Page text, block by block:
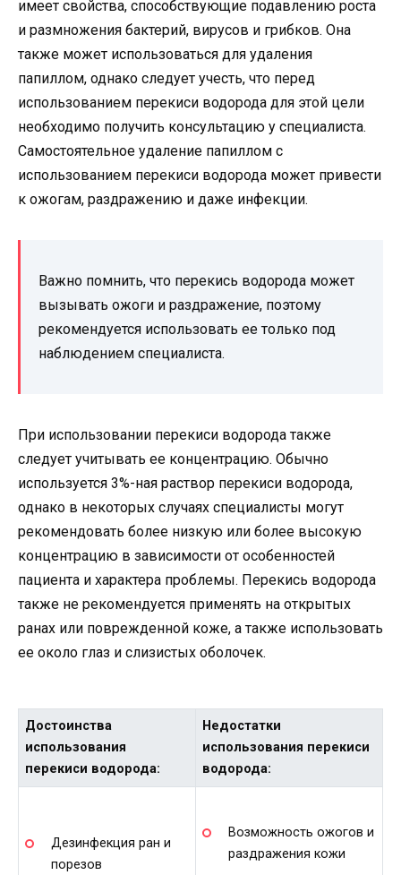
имеет свойства, способствующие подавлению роста
и размножения бактерий, вирусов и грибков. Она
также может использоваться для удаления
папиллом, однако следует учесть, что перед
использованием перекиси водорода для этой цели
необходимо получить консультацию у специалиста.
Самостоятельное удаление папиллом с
использованием перекиси водорода может привести
к ожогам, раздражению и даже инфекции.
Важно помнить, что перекись водорода может
вызывать ожоги и раздражение, поэтому
рекомендуется использовать ее только под
наблюдением специалиста.
При использовании перекиси водорода также
следует учитывать ее концентрацию. Обычно
используется 3%-ная раствор перекиси водорода,
однако в некоторых случаях специалисты могут
рекомендовать более низкую или более высокую
концентрацию в зависимости от особенностей
пациента и характера проблемы. Перекись водорода
также не рекомендуется применять на открытых
ранах или поврежденной коже, а также использовать
ее около глаз и слизистых оболочек.
Достоинства
использования
перекиси водорода:
Недостатки
использования перекиси
водорода:
Дезинфекция ран и
порезов
Возможность ожогов и
раздражения кожи